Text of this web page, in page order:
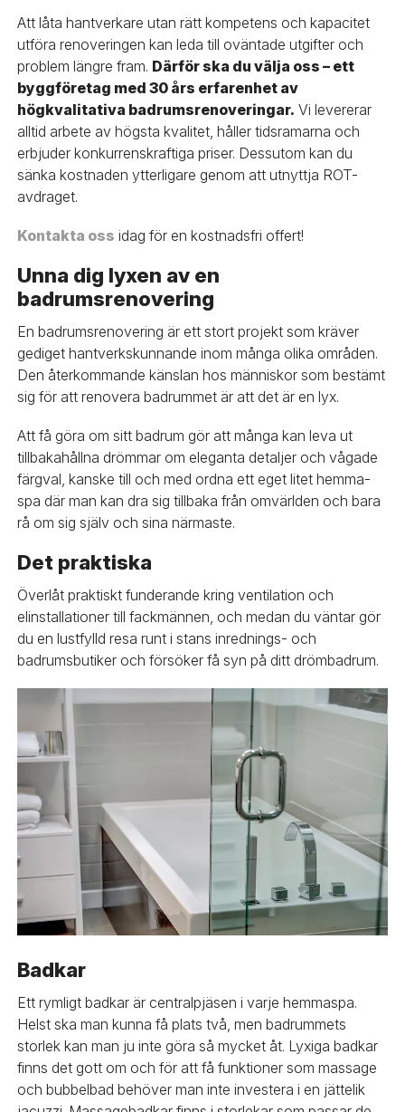
Att låta hantverkare utan rätt kompetens och kapacitet
utföra renoveringen kan leda till oväntade utgifter och
problem längre fram. Därför ska du välja oss – ett
byggföretag med 30 års erfarenhet av
högkvalitativa badrumsrenoveringar. Vi levererar
alltid arbete av högsta kvalitet, håller tidsramarna och
erbjuder konkurrenskraftiga priser. Dessutom kan du
sänka kostnaden ytterligare genom att utnyttja ROT-
avdraget.
Kontakta oss idag för en kostnadsfri offert!
Unna dig lyxen av en
badrumsrenovering
En badrumsrenovering är ett stort projekt som kräver
gediget hantverkskunnande inom många olika områden.
Den återkommande känslan hos människor som bestämt
sig för att renovera badrummet är att det är en lyx.
Att få göra om sitt badrum gör att många kan leva ut
tillbakahållna drömmar om eleganta detaljer och vågade
färgval, kanske till och med ordna ett eget litet hemma-
spa där man kan dra sig tillbaka från omvärlden och bara
rå om sig själv och sina närmaste.
Det praktiska
Överlåt praktiskt funderande kring ventilation och
elinstallationer till fackmännen, och medan du väntar gör
du en lustfylld resa runt i stans inrednings- och
badrumsbutiker och försöker få syn på ditt drömbadrum.
Badkar
Ett rymligt badkar är centralpjäsen i varje hemmaspa.
Helst ska man kunna få plats två, men badrummets
storlek kan man ju inte göra så mycket åt. Lyxiga badkar
finns det gott om och för att få funktioner som massage
och bubbelbad behöver man inte investera i en jättelik